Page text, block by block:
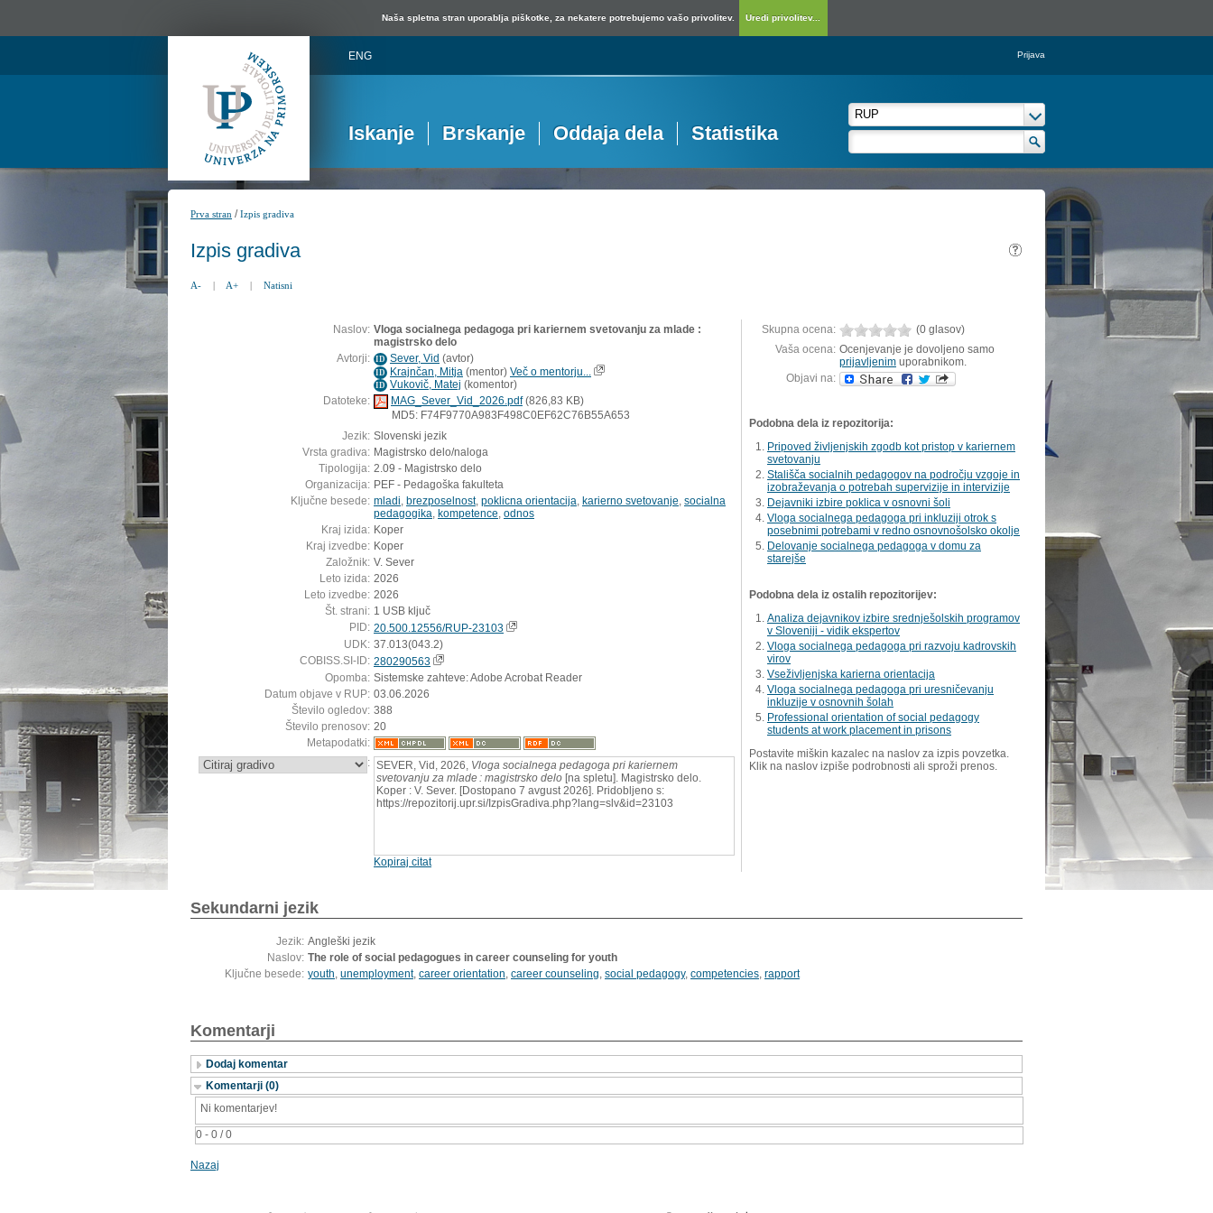
Naša spletna stran uporablja piškotke, za nekatere potrebujemo vašo privolitev. Uredi privolitev...
ENG Prijava
Iskanje Brskanje Oddaja dela Statistika
Prva stran /Izpis gradiva
Izpis gradiva
A- | A+ | Natisni
Naslov: Vloga socialnega pedagoga pri kariernem svetovanju za mlade :
magistrsko delo
Avtorji: ID Sever, Vid (avtor)
ID Krajnčan, Mitja (mentor) Več o mentorju...
ID Vukovič, Matej (komentor)
Datoteke:
MAG_Sever_Vid_2026.pdf(826,83 KB)
MD5: F74F9770A983F498C0EF62C76B55A653
Jezik: Slovenski jezik
Vrsta gradiva: Magistrsko delo/naloga
Tipologija: 2.09 - Magistrsko delo
Organizacija: PEF - Pedagoška fakulteta
Ključne besede: mladi brezposelnost, poklicna orientacija karierno svetovanje socialna
pedagogika kompetence odnos
Kraj izida: Koper
Kraj izvedbe: Koper
Založnik: V. Sever
Leto izida: 2026
Leto izvedbe: 2026
Št. strani: 1 USB ključ
PID: 20.500.12556/RUP-23103
UDK: 37.013(043.2)
COBISS.SI-ID: 280290563
Opomba: Sistemske zahteve: Adobe Acrobat Reader
Datum objave v RUP: 03.06.2026
Število ogledov: 388
Število prenosov: 20
Metapodatki:
: SEVER, Vid, 2026, Vloga socialnega pedagoga pri kariernem
svetovanju za mlade : magistrsko delo [na spletu]. Magistrsko delo.
Koper : V. Sever. [Dostopano 7 avgust 2026]. Pridobljeno s:
https://repozitorij.upr.si/IzpisGradiva.php?lang=slv&id=23103
Kopiraj citat
Skupna ocena:
(0 glasov)
Vaša ocena: Ocenjevanje je dovoljeno samo
prijavljenim uporabnikom.
Objavi na:
Podobna dela iz repozitorija:
Pripoved življenjskih zgodb kot pristop v kariernem
svetovanju
Stališča socialnih pedagogov na področju vzgoje in
izobraževanja o potrebah supervizije in intervizije
Dejavniki izbire poklica v osnovni šoli
Vloga socialnega pedagoga pri inkluziji otrok s
posebnimi potrebami v redno osnovnošolsko okolje
Delovanje socialnega pedagoga v domu za
starejše
Podobna dela iz ostalih repozitorijev:
Analiza dejavnikov izbire srednješolskih programov
v Sloveniji - vidik ekspertov
Vloga socialnega pedagoga pri razvoju kadrovskih
virov
Vseživljenjska karierna orientacija
Vloga socialnega pedagoga pri uresničevanju
inkluzije v osnovnih šolah
Professional orientation of social pedagogy
students at work placement in prisons
Postavite miškin kazalec na naslov za izpis povzetka.
Klik na naslov izpiše podrobnosti ali sproži prenos.
Sekundarni jezik
Jezik: Angleški jezik
Naslov: The role of social pedagogues in career counseling for youth
Ključne besede: youth, unemployment, career orientation, career counseling, social pedagogy, competencies, rapport
Komentarji
Dodaj komentar
Komentarji (0)
0 - 0 / 0
Ni komentarjev!
Nazaj